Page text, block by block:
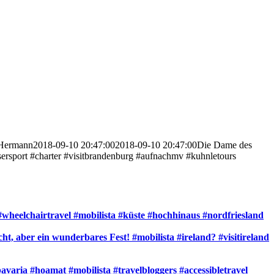
2018-09-10 20:47:002018-09-10 20:47:00Die Dame des
#charter #visitbrandenburg #aufnachmv #kuhnletours
#mobilista #küste #hochhinaus #nordfriesland
aber ein wunderbares Fest! #mobilista #ireland? #visitireland
#hoamat #mobilista #travelbloggers #accessibletravel